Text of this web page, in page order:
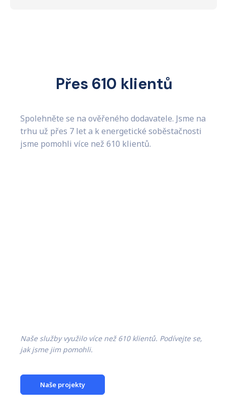
Přes 610 klientů
Spolehněte se na ověřeného dodavatele. Jsme na
trhu už přes 7 let a k energetické soběstačnosti
jsme pomohli více než 610 klientů.
Naše služby využilo více než 610klientů. Podívejte se,
jak jsme jim pomohli.
Naše projekty